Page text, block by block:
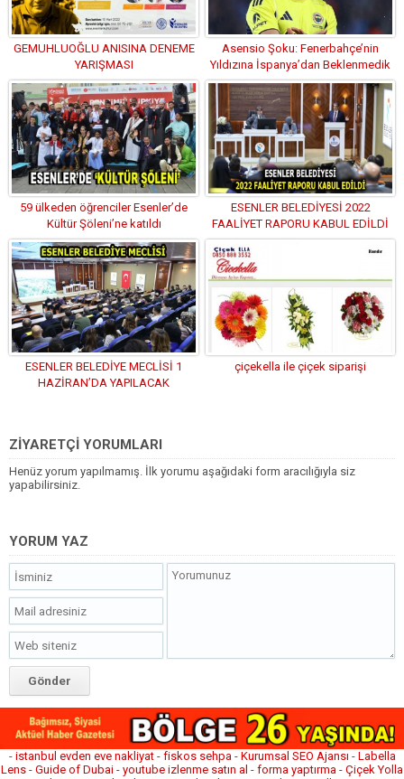
GEMUHLUOĞLU ANISINA DENEME
YARIŞMASI
Asensio Şoku: Fenerbahçe’nin
Yıldızına İspanya’dan Beklenmedik
Ret!
59 ülkeden öğrenciler Esenler’de
Kültür Şöleni’ne katıldı
ESENLER BELEDİYESİ 2022
FAALİYET RAPORU KABUL EDİLDİ
ESENLER BELEDİYE MECLİSİ 1
HAZİRAN’DA YAPILACAK
çiçekella ile çiçek siparişi
ZİYARETÇİ YORUMLARI
Henüz yorum yapılmamış. İlk yorumu aşağıdaki form aracılığıyla siz
yapabilirsiniz.
YORUM YAZ
- istanbul evden eve nakliyat- fiskos sehpa- Kurumsal SEO Ajansı - Labella
Lens - Guide of Dubai - youtube izlenme satın al - forma yaptırma - Çiçek Yolla